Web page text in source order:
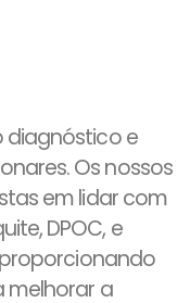
diagnóstico e
Os nossos
em lidar com
DPOC, e
melhorar a